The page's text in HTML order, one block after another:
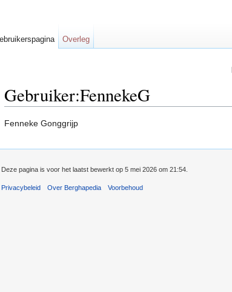
Gebruiker:FennekeG
Fenneke Gonggrijp
Overleg
Deze pagina is voor het laatst bewerkt op 5 mei 2026 om 21:54.
Privacybeleid Over Berghapedia Voorbehoud